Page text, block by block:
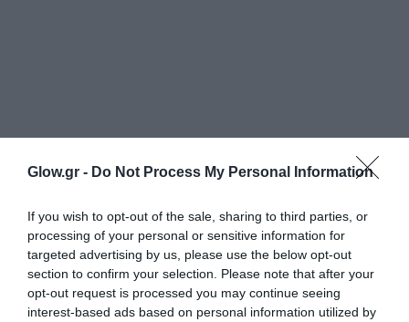
Glow.gr - Do Not Process My Personal Information
If you wish to opt-out of the sale, sharing to third parties, or
processing of your personal or sensitive information for
targeted advertising by us, please use the below opt-out
section to confirm your selection. Please note that after your
opt-out request is processed you may continue seeing
interest-based ads based on personal information utilized by